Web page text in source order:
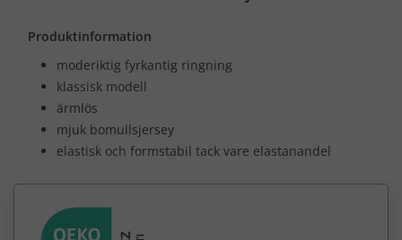
Produktinformation
moderiktig fyrkantig ringning
klassisk modell
ärmlös
mjuk bomullsjersey
elastisk och formstabil tack vare elastanandel